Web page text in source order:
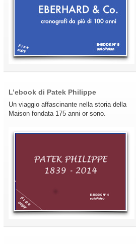
L’ebook di Patek Philippe
Un viaggio affascinante nella storia della
Maison fondata 175 anni or sono.